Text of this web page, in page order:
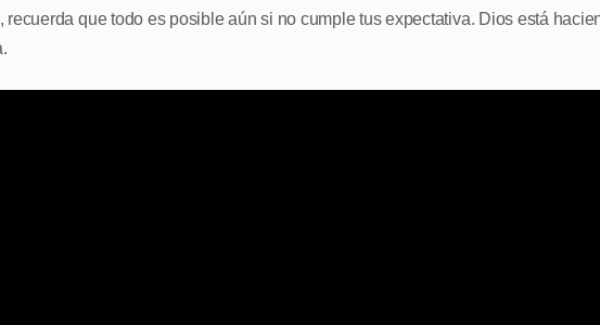
recuerda que todo es posible aún si no cumple tus expectativa. Dios está